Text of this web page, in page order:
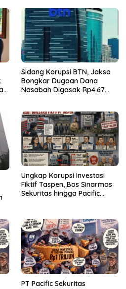
Sidang Korupsi BTN, Jaksa
Bongkar Dugaan Dana
Nasabah Digasak Rp4.67
Ungkap Korupsi Investasi
Fiktif Taspen, Bos Sinarmas
Sekuritas hingga Pacific
PT Pacific Sekuritas